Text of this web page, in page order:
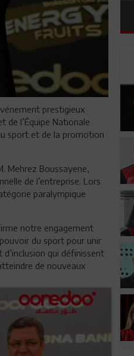
prestigieux
de l’Équipe Nationale
sport et de la promotion
Mehrez Boussayene,
de l’entreprise. Lors
paralympique
notre engagement
du sport pour unir
qui définissent
de nouveaux